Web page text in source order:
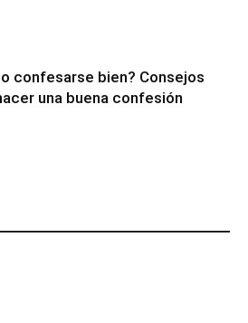
confesarse bien? Consejos
una buena confesión